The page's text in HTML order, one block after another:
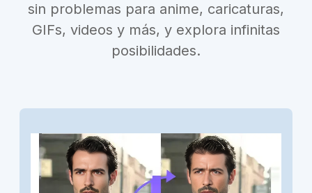
sin problemas para anime, caricaturas,
GIFs, videos y más, y explora infinitas
posibilidades.